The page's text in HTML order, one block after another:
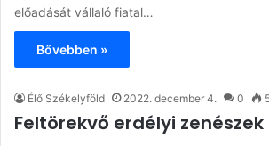
előadását vállaló fiatal…
Bővebben »
Élő Székelyföld 2022. december 4. 0
Feltörekvő erdélyi